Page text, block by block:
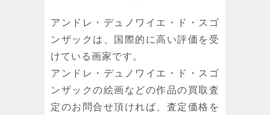
アンドレ・デュノワイエ・ド・スゴ
ンザックは、国際的に高い評価を受
けている画家です。
アンドレ・デュノワイエ・ド・スゴ
ンザックの絵画などの作品の買取査
定のお問合せ頂ければ、査定価格を